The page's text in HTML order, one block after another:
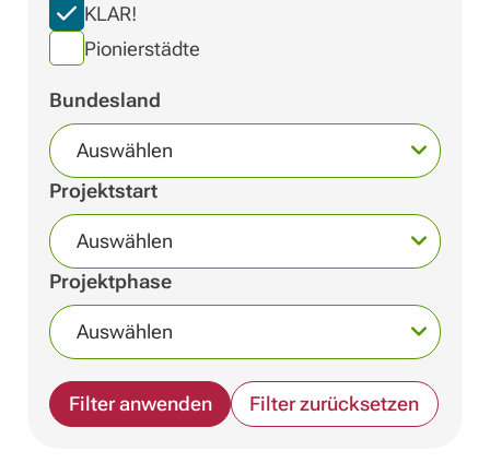
KLAR!
Pionierstädte
Bundesland
Auswählen
Projektstart
Auswählen
Projektphase
Auswählen
Filter anwenden Filter zurücksetzen